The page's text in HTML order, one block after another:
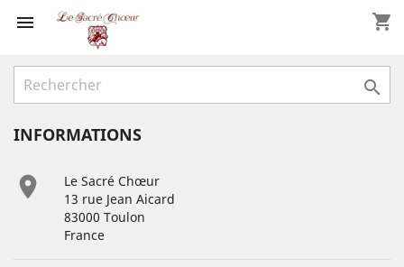
 shopping_cart

INFORMATIONS

Le Sacré Chœur
13 rue Jean Aicard
83000 Toulon
France